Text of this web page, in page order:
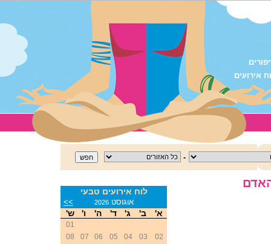
אירועים
-
לוח אירועים טבעי
אוגוסט2026
>>
א' ב' ג' ד' ה' ו' ש'
01
02
03
04
05
06
07
08